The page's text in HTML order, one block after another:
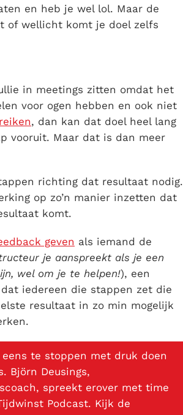
en heb je wel lol. Maar de
of wellicht komt je doel zelfs
in meetings zitten omdat het
voor ogen hebben en ook niet
, dan kan dat doel heel lang
vooruit. Maar dat is dan meer
richting dat resultaat nodig.
op zo’n manier inzetten dat
komt.
geven als iemand de
je aanspreekt als je een
wel om je te helpen!), een
iedereen die stappen zet die
resultaat in zo min mogelijk
te stoppen met druk doen
Björn Deusings,
spreekt erover met time
Podcast. Kijk de